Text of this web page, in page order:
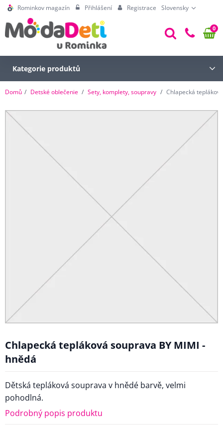
Rominkov magazín Přihlášení Registrace Slovensky
0
Kategorie produktů
Domů Detské oblečenie Sety, komplety, soupravy Chlapecká
Chlapecká tepláková souprava BY MIMI -
hnědá
Dětská tepláková souprava v hnědé barvě, velmi
pohodlná.
Podrobný popis produktu